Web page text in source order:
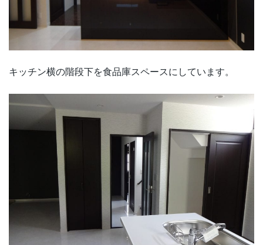
キッチン横の階段下を食品庫スペースにしています。